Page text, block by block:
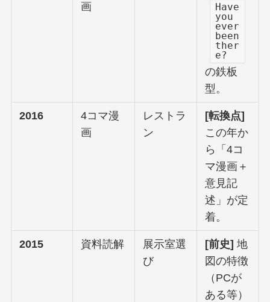
画
Have
you
ever
been
ther
e?
の鉄板
型。
2016
4コマ漫
画
レストラ
ン
[転換点]
この年か
ら「4コ
マ漫画＋
意見記
述」が定
着。
2015 資料読解
展示室選
び
[前史] 地
図の特徴
（PCが
ある等）